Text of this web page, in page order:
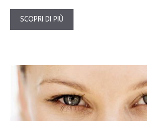
SCOPRI DI PIÙ